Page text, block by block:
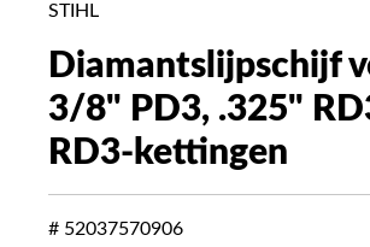
STIHL
Diamantslijpschijf
3/8" PD3, .325"
RD3-kettingen
# 52037570906